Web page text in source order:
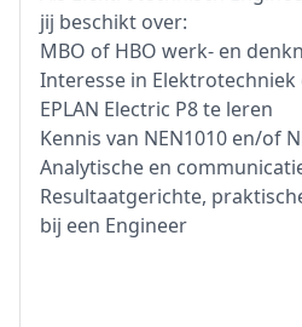
jij beschikt over:
MBO of HBO werk- en
Interesse in
EPLAN Electric P8 te leren
Kennis van NEN1010 en/of
Analytische en
Resultaatgerichte,
bij een Engineer